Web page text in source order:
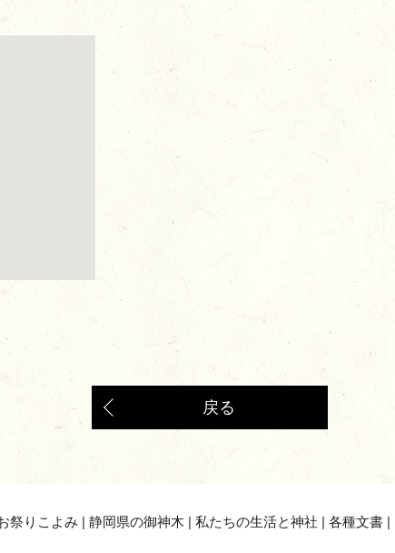
戻る
祭りこよみ | 静岡県の御神木 | 私たちの生活と神社 | 各種文書|